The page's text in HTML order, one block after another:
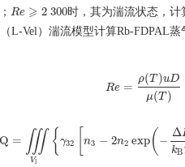
Re ⩾ 2 300
Re⩾2 300 时，其为湍流状态，计
（L-Vel）湍流模型计算Rb-FDPAL
Re =
ρ(T)uD
μ(T)
Re =ρ (T)uDμ(T
Q = ∭
Vl
{ γ32 [n3 − 2n2 exp( −
Δ
kB
Q =∭ Vl{γ 32 [n3− 2n2exp( −Δ